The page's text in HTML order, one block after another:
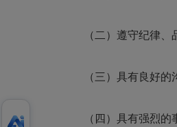
（二）遵守纪律
（三）具有良好
（四）具有强烈